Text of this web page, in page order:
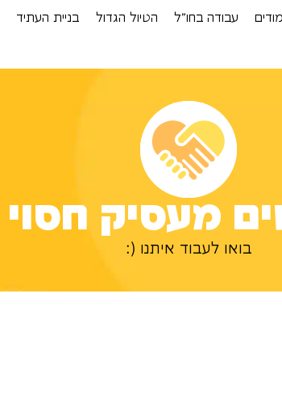
עבודה בחו”ל הטיול הגדול בניית העתיד
מעסיק חסוי
בואו לעבוד איתנו (: